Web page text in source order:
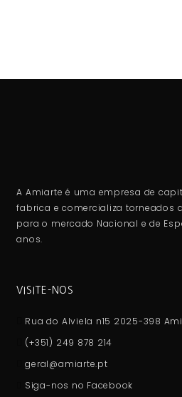
A Amiarte é uma empresa de
fabrica e comercializa torneados
para o mercado Nacional e de
anos.
VISITE-NOS
Rua do Alviela n15 2025-398
(+351) 249 878 214
geral@amiarte.pt
Siga-nos no Facebook